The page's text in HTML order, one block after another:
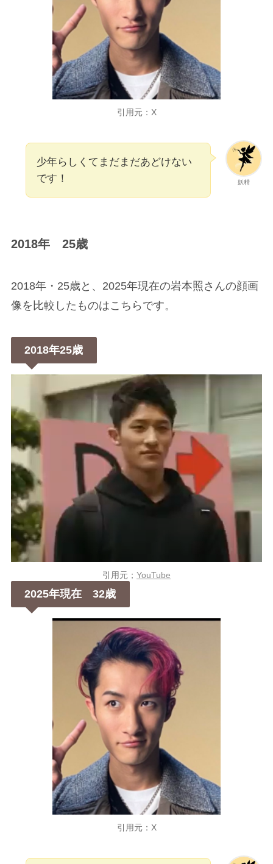
引用元：X
妖精
少年らしくてまだまだあどけない
です！
2018年 25歳
2018年・25歳と、2025年現在の岩本照さんの顔画
像を比較したものはこちらです。
2018年25歳
引用元； YouTube
2025年現在 32歳
引用元：X